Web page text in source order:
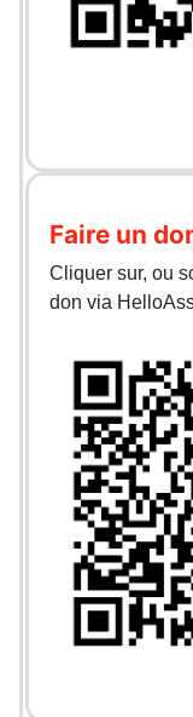
Faire un
Cliquer sur, ou
don via